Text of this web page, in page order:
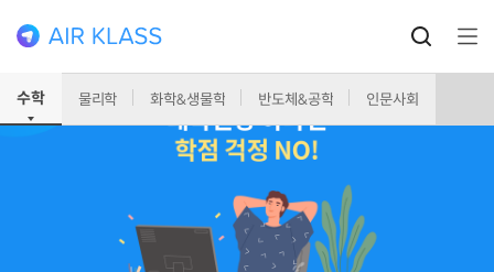
수학 물리학 화학&생물학 반도체&공학 인문사회